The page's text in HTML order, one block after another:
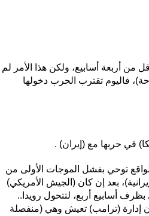
من أربعة أسابيع، ولكن هذا الأمر لم
فاليوم تقترب الحرب دخولها
في حربها مع (إيران) .
توحي بفشل الموجات الأولى من
بعد إن كان (الجيش الأمريكي)
أسابيع أربع، لتتحول رويدا..
إدارة (ترامب) تعيش وهي (منفصلة